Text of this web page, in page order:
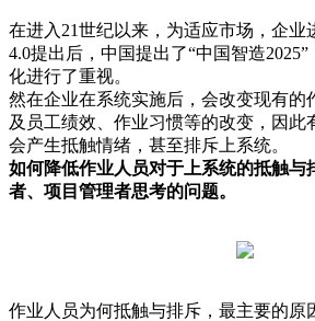
在进入21世纪以来，为适应市场，企业
4.0提出后，中国提出了“中国智造
化进行了重视。
然在企业在系统实施后，会改变现有的
及员工绩效、作业习惯等的改变，因此
会产生抵触情绪，甚至排斥上系统。
如何降低作业人员对于上系统的抵触与
者、项目管理者思考的问题。
作业人员为何抵触与排斥，最主要的原